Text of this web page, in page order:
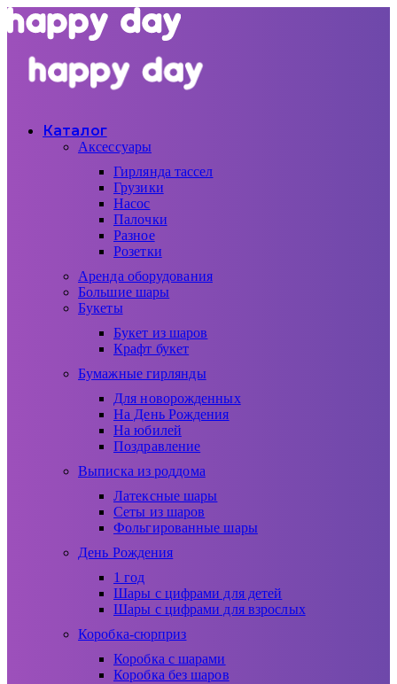
Каталог
Аксессуары
Гирлянда тассел
Грузики
Насос
Палочки
Разное
Розетки
Аренда оборудования
Большие шары
Букеты
Букет из шаров
Крафт букет
Бумажные гирлянды
Для новорожденных
На День Рождения
На юбилей
Поздравление
Выписка из роддома
Латексные шары
Сеты из шаров
Фольгированные шары
День Рождения
1 год
Шары с цифрами для детей
Шары с цифрами для взрослых
Коробка-сюрприз
Коробка с шарами
Коробка без шаров